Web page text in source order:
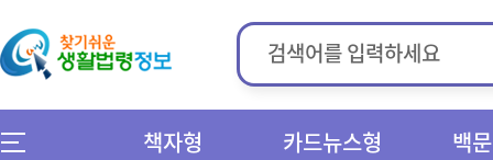
책자형 카드뉴스형 백